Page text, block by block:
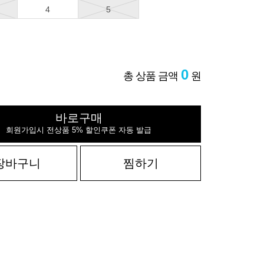
4 5
총 상품 금액 0 원
바로구매
회원가입시 전상품 5% 할인쿠폰 자동 발급
바구니 찜하기